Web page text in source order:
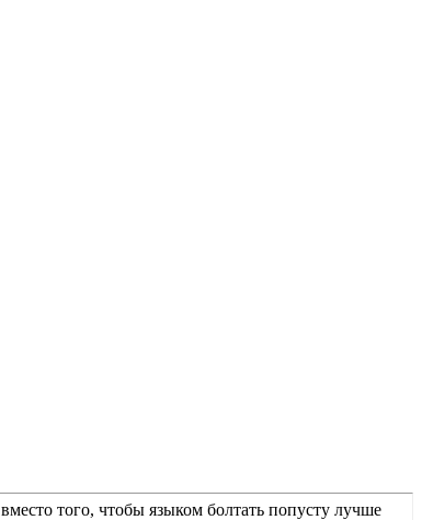
того, чтобы языком болтать попусту лучше